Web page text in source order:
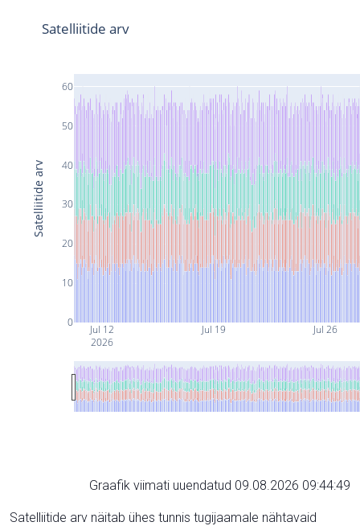
Jul 12
2026
Jul 19 Jul 26
0
10
20
30
40
50
60
Satelliitide arv
Satelliitide arv
Graafik viimati uuendatud 09.08.2026 09:44:49
Satelliitide arv näitab ühes tunnis tugijaamale nähtavaid